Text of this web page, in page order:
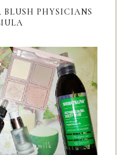
BLUSH PHYSICIANS